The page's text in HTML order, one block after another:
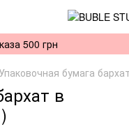
500 грн
Упаковочная бумага
в